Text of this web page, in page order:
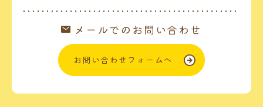
メールでのお問い合わせ
お問い合わせフォームへ